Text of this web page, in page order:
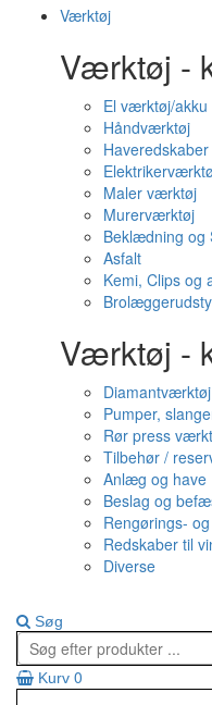
Værktøj
Værktøj -
El værktøj/akku
Håndværktøj
Haveredskaber
Maler værktøj
Murerværktøj
Beklædning og
Asfalt
Kemi, Clips og
Værktøj -
Diamantværktøj
Pumper,
Rør press
Tilbehør /
Anlæg og have
Beslag og
Rengørings-
Redskaber til
Diverse
Søg
Kurv 0